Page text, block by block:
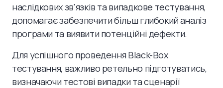
наслідкових зв'язків та випадкове тестування,
допомагає забезпечити більш глибокий аналіз
програми та виявити потенційні дефекти.
Для успішного проведення Black-Box
тестування, важливо ретельно підготуватись,
визначаючи тестові випадки та сценарії